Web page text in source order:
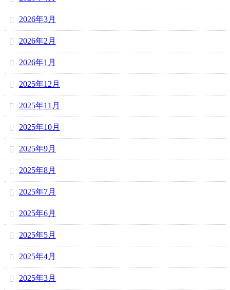
2026年3月
2026年2月
2026年1月
2025年12月
2025年11月
2025年10月
2025年9月
2025年8月
2025年7月
2025年6月
2025年5月
2025年4月
2025年3月